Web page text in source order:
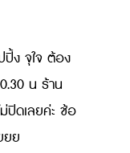
ง จุใจ ต้อง
น ร้าน
ปิดเลยค่ะ ช้อ
ยย